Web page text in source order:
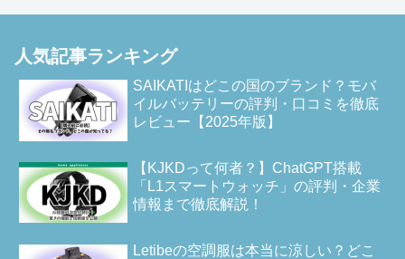
人気記事ランキング
SAIKATIはどこの国のブランド？モバ
イルバッテリーの評判・口コミを徹底
レビュー【2025年版】
【KJKDって何者？】ChatGPT搭載
「L1スマートウォッチ」の評判・企業
情報まで徹底解説！
Letibeの空調服は本当に涼しい？どこ